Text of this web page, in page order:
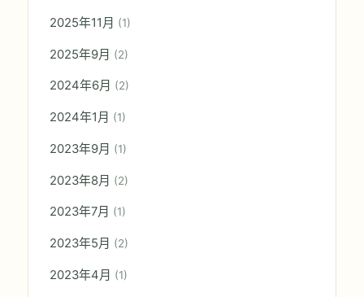
2025年11月 (1)
2025年9月 (2)
2024年6月 (2)
2024年1月 (1)
2023年9月 (1)
2023年8月 (2)
2023年7月 (1)
2023年5月 (2)
2023年4月 (1)